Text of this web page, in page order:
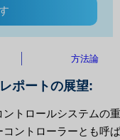
方法論
ポートの展望:
トロールシステムの
ントローラーとも呼